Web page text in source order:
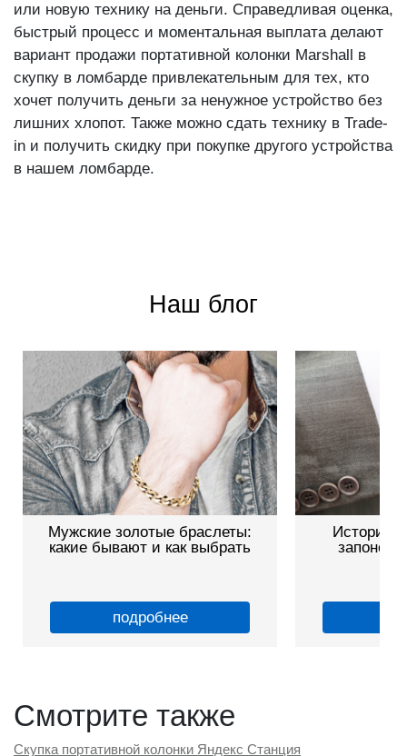
или новую технику на деньги. Справедливая оценка,
быстрый процесс и моментальная выплата делают
вариант продажи портативной колонки Marshall в
скупку в ломбарде привлекательным для тех, кто
хочет получить деньги за ненужное устройство без
лишних хлопот. Также можно сдать технику в Trade-
in и получить скидку при покупке другого устройства
в нашем ломбарде.
Наш блог
История и виды мужских
запонок: от классики до
подробнее
Как
Смотрите также
Скупка портативной колонки Яндекс Станция